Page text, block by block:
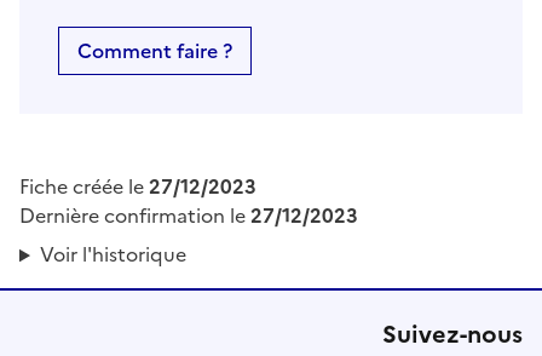
Comment faire ?
Fiche créée le27/12/2023
Dernière confirmation le27/12/2023
Voir l'historique
Suivez-nous